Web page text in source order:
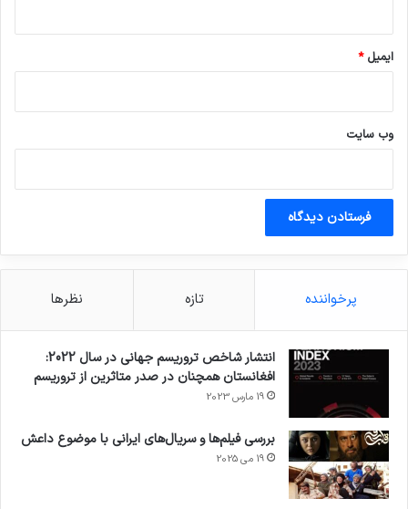
ایمیل*
وب‌ سایت
پرخواننده تازه نظرها
انتشار شاخص تروریسم جهانی در سال 2022:
افغانستان همچنان در صدر متاثرین از تروریسم
19 مارس 2023
بررسی فیلم‌ها و سریال‌های ایرانی با موضوع داعش
19 می 2025